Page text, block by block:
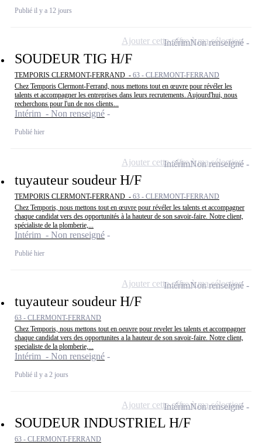
Publié il y a 12 jours
SOUDEUR TIG H/F
TEMPORIS CLERMONT-FERRAND - 63 - CLERMONT-FERRAND
Chez Temporis Clermont-Ferrand, nous mettons tout en œuvre pour révéler les
talents et accompagner les entreprises dans leurs recrutements. Aujourd'hui, nous
recherchons pour l'un de nos clients...
Intérim - Non renseigné
Publié hier
IntérimNon renseigné
Ajouter cette offre à ma sélection
tuyauteur soudeur H/F
TEMPORIS CLERMONT-FERRAND - 63 - CLERMONT-FERRAND
Chez Temporis, nous mettons tout en œuvre pour révéler les talents et accompagner
chaque candidat vers des opportunités à la hauteur de son savoir-faire. Notre client,
spécialiste de la plomberie,...
Intérim - Non renseigné
Publié hier
IntérimNon renseigné
Ajouter cette offre à ma sélection
tuyauteur soudeur H/F
63 - CLERMONT-FERRAND
Chez Temporis, nous mettons tout en oeuvre pour reveler les talents et accompagner
chaque candidat vers des opportunites a la hauteur de son savoir-faire. Notre client,
specialiste de la plomberie,...
Intérim - Non renseigné
Publié il y a 2 jours
IntérimNon renseigné
Ajouter cette offre à ma sélection
SOUDEUR INDUSTRIEL H/F
63 - CLERMONT-FERRAND
IntérimNon renseigné
Ajouter cette offre à ma sélection